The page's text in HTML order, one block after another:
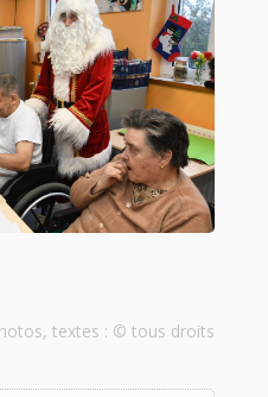
textes : © tous droits